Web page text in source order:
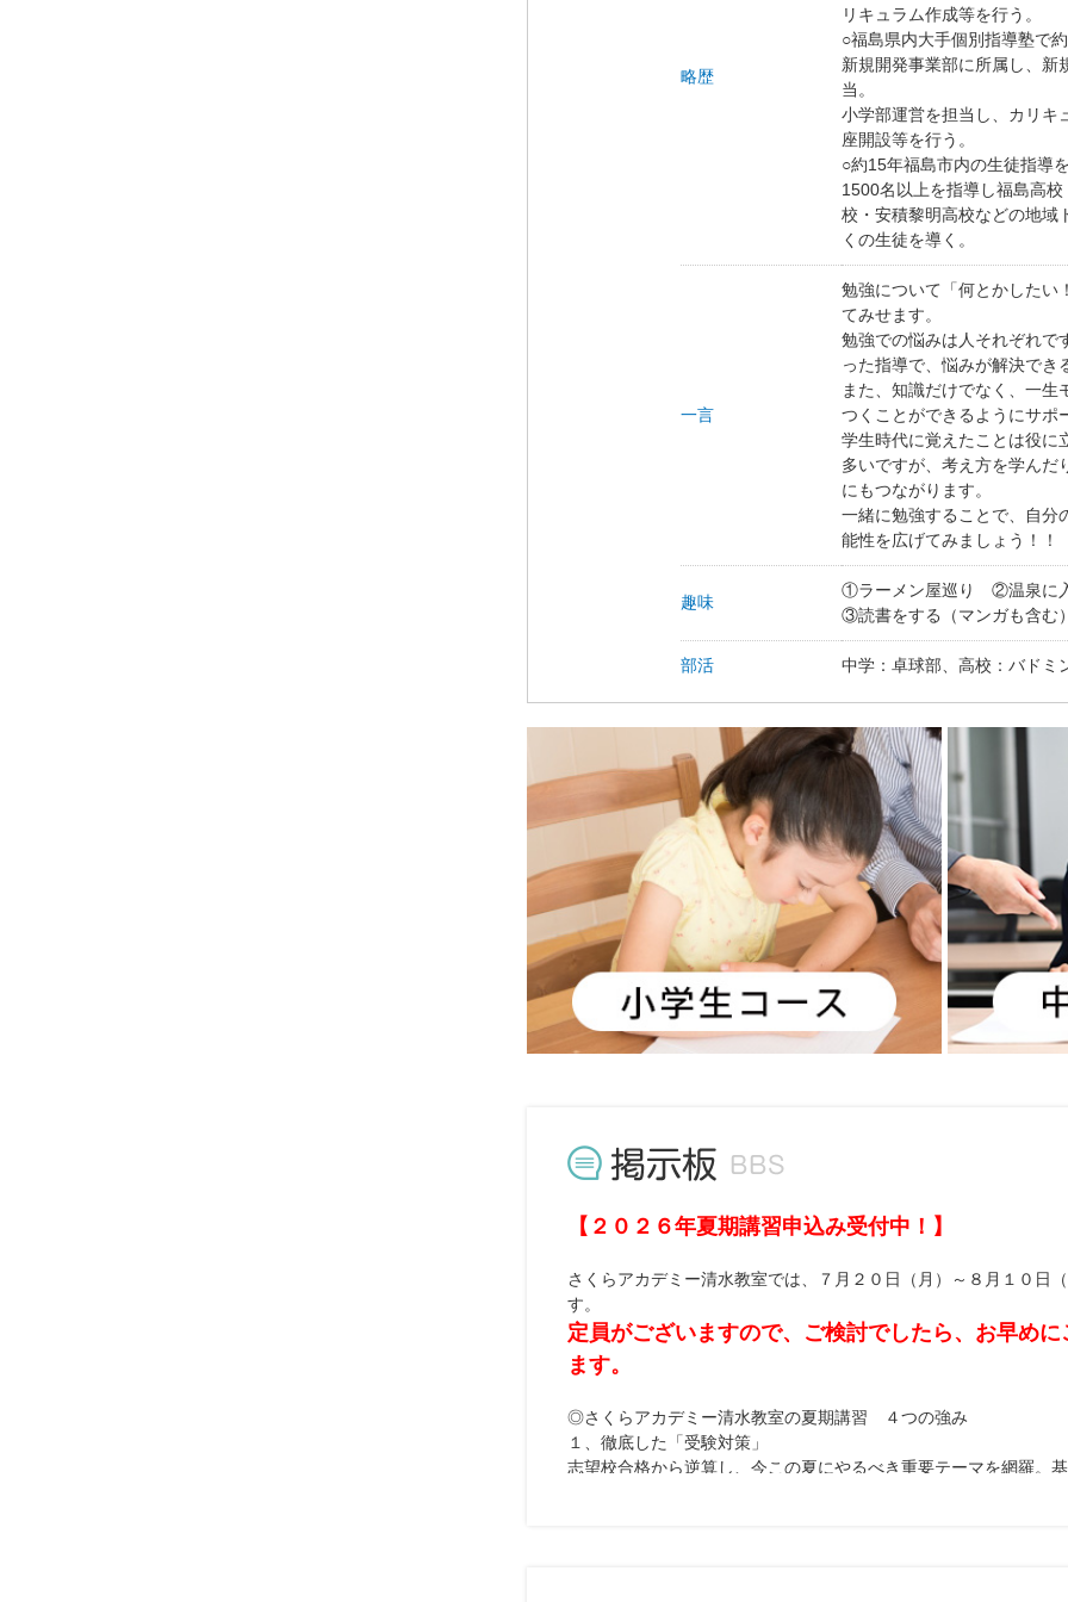
略歴
リキュラム作成等を行う。
○福島県内大手個別指導塾で
新規開発事業部に所属し、新
当。
小学部運営を担当し、カリキ
座開設等を行う。
○約15年福島市内の生徒指導
1500名以上を指導し福島高
校・安積黎明高校などの地域
くの生徒を導く。
一言
勉強について「何とかしたい
てみせます。
勉強での悩みは人それぞれで
った指導で、悩みが解決でき
また、知識だけでなく、一生
つくことができるようにサポ
学生時代に覚えたことは役に
多いですが、考え方を学んだ
にもつながります。
一緒に勉強することで、自分
能性を広げてみましょう！！
趣味
①ラーメン屋巡り ②温泉に
③読書をする（マンガも含む
部活 中学：卓球部、高校：バドミ
【２０２６年夏期講習申込み受付中！】
さくらアカデミー清水教室では、７月２０日（月）～８月１０日
す。
定員がございますので、ご検討でしたら、お早め
ます。
◎さくらアカデミー清水教室の夏期講習 ４つの強み
１、徹底した「受験対策」
志望校合格から逆算し、今この夏にやるべき重要テーマを網羅。